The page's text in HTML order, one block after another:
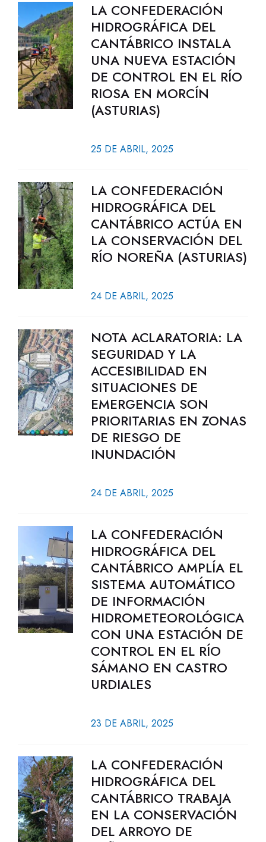
LA CONFEDERACIÓN
HIDROGRÁFICA DEL
CANTÁBRICO INSTALA
UNA NUEVA ESTACIÓN
DE CONTROL EN EL RÍO
RIOSA EN MORCÍN
(ASTURIAS)
25 DE ABRIL, 2025
LA CONFEDERACIÓN
HIDROGRÁFICA DEL
CANTÁBRICO ACTÚA EN
LA CONSERVACIÓN DEL
RÍO NOREÑA (ASTURIAS)
24 DE ABRIL, 2025
NOTA ACLARATORIA: LA
SEGURIDAD Y LA
ACCESIBILIDAD EN
SITUACIONES DE
EMERGENCIA SON
PRIORITARIAS EN ZONAS
DE RIESGO DE
INUNDACIÓN
24 DE ABRIL, 2025
LA CONFEDERACIÓN
HIDROGRÁFICA DEL
CANTÁBRICO AMPLÍA EL
SISTEMA AUTOMÁTICO
DE INFORMACIÓN
HIDROMETEOROLÓGICA
CON UNA ESTACIÓN DE
CONTROL EN EL RÍO
SÁMANO EN CASTRO
URDIALES
23 DE ABRIL, 2025
LA CONFEDERACIÓN
HIDROGRÁFICA DEL
CANTÁBRICO TRABAJA
EN LA CONSERVACIÓN
DEL ARROYO DE